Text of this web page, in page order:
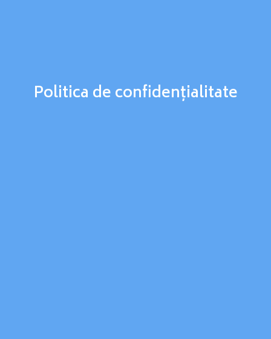
Politica de confidențialitate